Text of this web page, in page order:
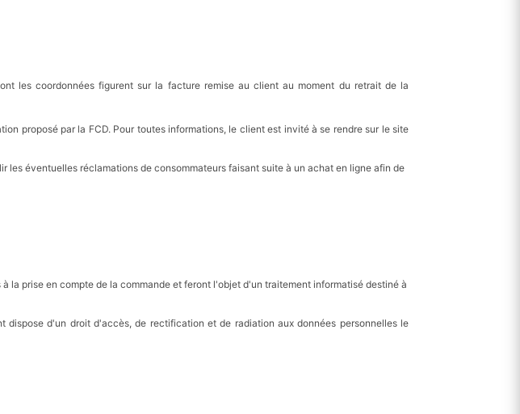
les coordonnées figurent sur la facture remise au client au moment du retrait de la
proposé par la FCD. Pour toutes informations, le client est invité à se rendre sur le site
les éventuelles réclamations de consommateurs faisant suite à un achat en ligne afin de
la prise en compte de la commande et feront l'objet d'un traitement informatisé destiné à
d'un droit d'accès, de rectification et de radiation aux données personnelles le